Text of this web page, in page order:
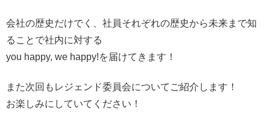
会社の歴史だけでく、社員それぞれの歴史から未来まで知
ることで社内に対する
you happy, we happy!を届けてきます！
また次回もレジェンド委員会についてご紹介します！
お楽しみにしていてください！